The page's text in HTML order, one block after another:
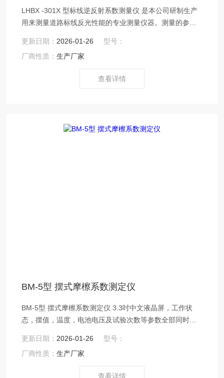
LHBX -301X 型标线逆反射系数测量仪 是本公司研制生产
用来测量道路标线反光性能的专业测量仪器。测量的参数
锁简单，量值可靠，即适用于实验室环境，也可以用于现
场测量。
更新日期： 2026-01-26
型号：
厂商性质：生产厂家
查看详情
BM-5型 摆式摩檫系数测定仪
BM-5型 摆式摩檫系数测定仪 3.3吋中文液晶屏，工作状
态，摆值，温度，电池电压及试验次数等参数全部同时中
更新日期： 2026-01-26
型号：
厂商性质：生产厂家
查看详情